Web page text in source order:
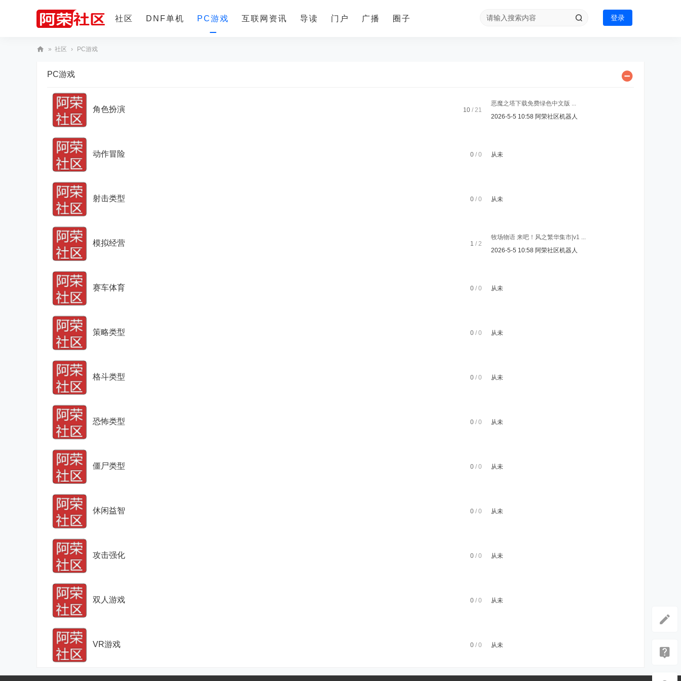
社区 DNF单机 PC游戏 互联网资讯 导读 门户 广播 圈子 登录
» 社区 › PC游戏
PC游戏
角色扮演 10 / 21
恶魔之塔下载免费绿色中文版 ...
2026-5-5 10:58 阿荣社区机器人
动作冒险 0 / 0 从未
射击类型 0 / 0 从未
模拟经营 1 / 2
牧场物语 来吧！风之繁华集市|v1 ...
2026-5-5 10:58 阿荣社区机器人
赛车体育 0 / 0 从未
策略类型 0 / 0 从未
格斗类型 0 / 0 从未
恐怖类型 0 / 0 从未
僵尸类型 0 / 0 从未
休闲益智 0 / 0 从未
攻击强化 0 / 0 从未
双人游戏 0 / 0 从未
VR游戏 0 / 0 从未